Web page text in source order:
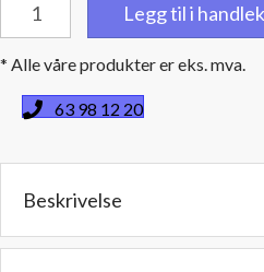
(10,1
diameter
Benlengde:
Legg til i
* Alle våre produkter er eks. mva.
63 98 12 20
Beskrivelse